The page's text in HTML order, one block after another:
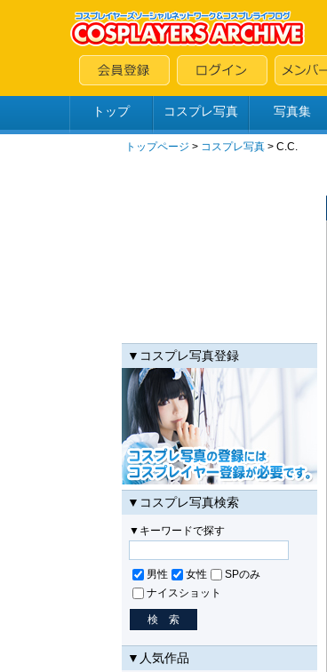
トップ コスプレ写真 写真集
トップページ > コスプレ写真 > C.C.
▼コスプレ写真登録
▼コスプレ写真検索
▼キーワードで探す
男性 女性
SPのみ
ナイスショット
▼人気作品